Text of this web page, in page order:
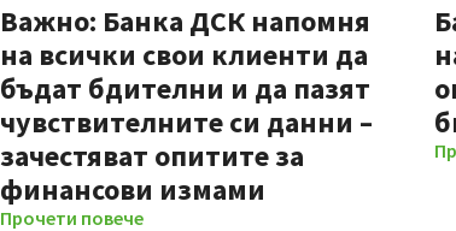
Важно: Банка ДСК напомня
на всички свои клиенти да
бъдат бдителни и да пазят
чувствителните си данни –
зачестяват опитите за
финансови измами
Прочети повече